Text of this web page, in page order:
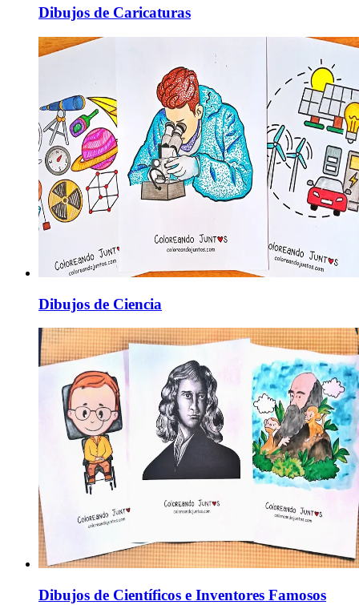
Dibujos de Caricaturas
Dibujos de Ciencia
Dibujos de Científicos e Inventores Famosos